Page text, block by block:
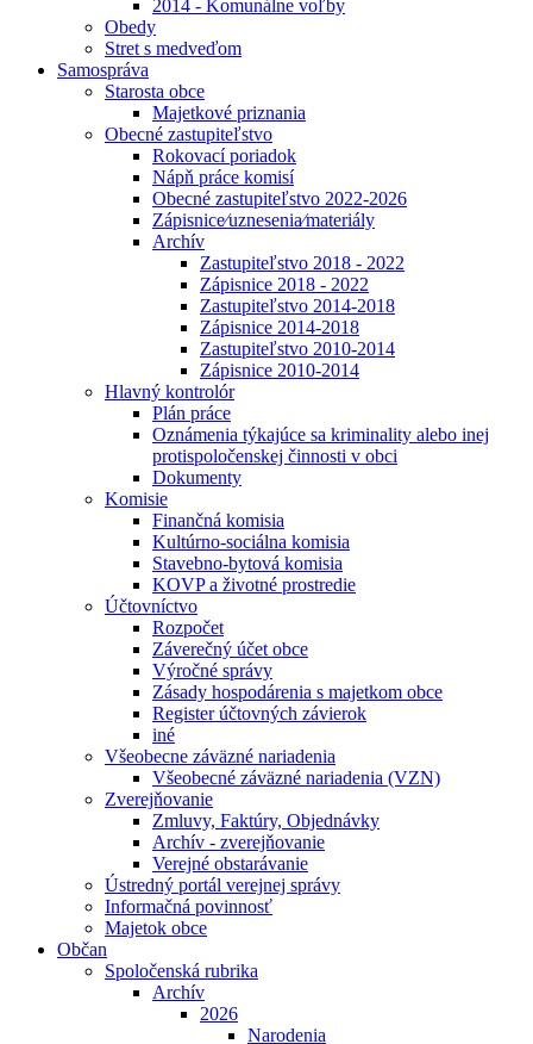
2014 - Komunálne voľby
Obedy
Stret s medveďom
Samospráva
Starosta obce
Majetkové priznania
Obecné zastupiteľstvo
Rokovací poriadok
Nápň práce komisí
Obecné zastupiteľstvo 2022-2026
Zápisnice⁄uznesenia⁄materiály
Archív
Zastupiteľstvo 2018 - 2022
Zápisnice 2018 - 2022
Zastupiteľstvo 2014-2018
Zápisnice 2014-2018
Zastupiteľstvo 2010-2014
Zápisnice 2010-2014
Hlavný kontrolór
Plán práce
Oznámenia týkajúce sa kriminality alebo inej
protispoločenskej činnosti v obci
Dokumenty
Komisie
Finančná komisia
Kultúrno-sociálna komisia
Stavebno-bytová komisia
KOVP a životné prostredie
Účtovníctvo
Rozpočet
Záverečný účet obce
Výročné správy
Zásady hospodárenia s majetkom obce
Register účtovných závierok
iné
Všeobecne záväzné nariadenia
Všeobecné záväzné nariadenia (VZN)
Zverejňovanie
Zmluvy, Faktúry, Objednávky
Archív - zverejňovanie
Verejné obstarávanie
Ústredný portál verejnej správy
Informačná povinnosť
Majetok obce
Občan
Spoločenská rubrika
Archív
2026
Narodenia